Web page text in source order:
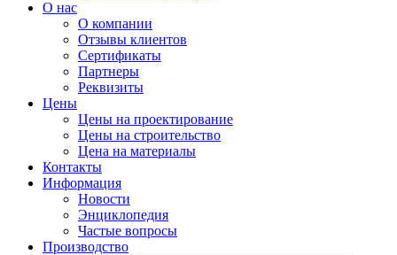
О нас
О компании
Отзывы клиентов
Сертификаты
Партнеры
Реквизиты
Цены
Цены на проектирование
Цены на строительство
Цена на материалы
Контакты
Информация
Новости
Энциклопедия
Частые вопросы
Производство